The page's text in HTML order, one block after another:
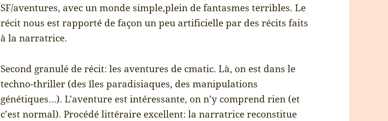
SF/aventures, avec un monde simple,plein de fantasmes terribles. Le
récit nous est rapporté de façon un peu artificielle par des récits faits
à la narratrice.
Second granulé de récit: les aventures de cmatic. Là, on est dans le
techno-thriller (des îles paradisiaques, des manipulations
génétiques…). L’aventure est intéressante, on n’y comprend rien (et
c’est normal). Procédé littéraire excellent: la narratrice reconstitue